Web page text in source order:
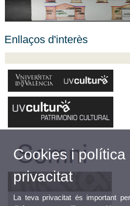
Enllaços d'interès
Cookies i política
privacitat
La teva privacitat és important